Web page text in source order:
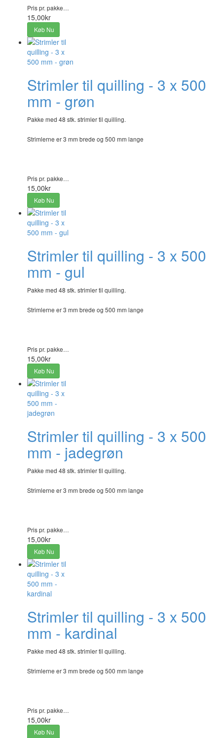
Pris pr. pakke…
15,00kr
Køb Nu
Strimler til quilling - 3 x 500
mm - grøn
Pakke med 48 stk. strimler til quilling.
Strimlerne er 3 mm brede og 500 mm lange
Pris pr. pakke…
15,00kr
Køb Nu
Strimler til quilling - 3 x 500
mm - gul
Pakke med 48 stk. strimler til quilling.
Strimlerne er 3 mm brede og 500 mm lange
Pris pr. pakke…
15,00kr
Køb Nu
Strimler til quilling - 3 x 500
mm - jadegrøn
Pakke med 48 stk. strimler til quilling.
Strimlerne er 3 mm brede og 500 mm lange
Pris pr. pakke…
15,00kr
Køb Nu
Strimler til quilling - 3 x 500
mm - kardinal
Pakke med 48 stk. strimler til quilling.
Strimlerne er 3 mm brede og 500 mm lange
Pris pr. pakke…
15,00kr
Køb Nu